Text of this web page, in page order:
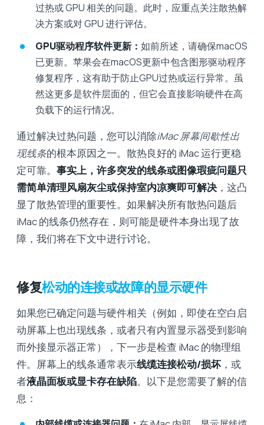
过热或 GPU 相关的问题。此时，应重点关注散热解
决方案或对 GPU 进行评估。
GPU驱动程序软件更新： 如前所述，请确保macOS
已更新。苹果会在macOS更新中包含图形驱动程序
修复程序，这有助于防止GPU过热或运行异常。虽
然这更多是软件层面的，但它会直接影响硬件在高
负载下的运行情况。
通过解决过热问题，您可以消除iMac 屏幕间歇性出
现线条的根本原因之一。散热良好的 iMac 运行更稳
定可靠。 事实上，许多突发的线条或图像瑕疵问题只
需简单清理风扇灰尘或保持室内凉爽即可解决 ，这凸
显了散热管理的重要性。如果解决所有散热问题后
iMac 的线条仍然存在，则可能是硬件本身出现了故
障，我们将在下文中进行讨论。
修复松动的连接或故障的显示硬件
如果您已确定问题与硬件相关（例如，即使在空白启
动屏幕上也出现线条，或者只有内置显示器受到影响
而外接显示器正常），下一步是检查 iMac 的物理组
件。屏幕上的线条通常表示线缆连接松动/损坏 ，或
者液晶面板或显卡存在缺陷。以下是您需要了解的信
息：